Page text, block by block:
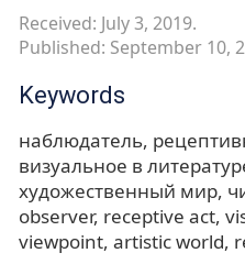
Received: July 3, 2019.
Published: September 10,
Keywords
наблюдатель
визуальное в
художественный мир
observer receptive act
viewpoint artistic world